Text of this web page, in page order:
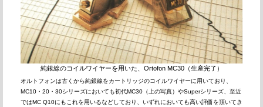
純銀線のコイルワイヤーを用いた、Ortofon MC30（生産完了）
オルトフォンは古くから純銀線をカートリッジのコイルワイヤーに用いており、
MC10・20・30シリーズにおいても初代MC30（上の写真）やSuperシリーズ、至近
ではMC Q10にもこれを用いるなどしており、いずれにおいても高い評価を頂いてき